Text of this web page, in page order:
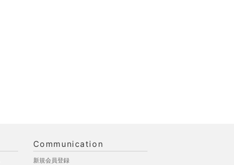
Communication
新規会員登録